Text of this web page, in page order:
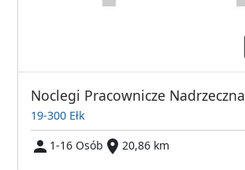
Noclegi Pracownicze Nadrzeczna
19-300 Ełk
1-16 Osób
20,86 km